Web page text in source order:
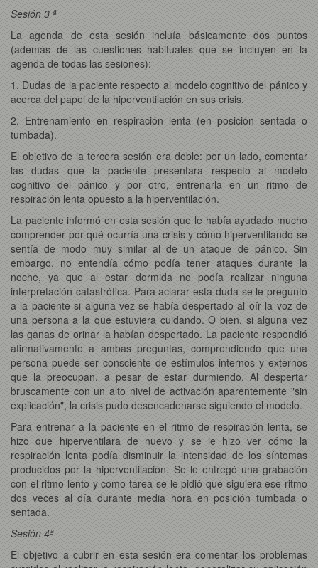
Sesión 3 ª
La agenda de esta sesión incluía básicamente dos puntos
(además de las cuestiones habituales que se incluyen en la
agenda de todas las sesiones):
1. Dudas de la paciente respecto al modelo cognitivo del pánico y
acerca del papel de la hiperventilación en sus crisis.
2. Entrenamiento en respiración lenta (en posición sentada o
tumbada).
El objetivo de la tercera sesión era doble: por un lado, comentar
las dudas que la paciente presentara respecto al modelo
cognitivo del pánico y por otro, entrenarla en un ritmo de
respiración lenta opuesto a la hiperventilación.
La paciente informó en esta sesión que le había ayudado mucho
comprender por qué ocurría una crisis y cómo hiperventilando se
sentía de modo muy similar al de un ataque de pánico. Sin
embargo, no entendía cómo podía tener ataques durante la
noche, ya que al estar dormida no podía realizar ninguna
interpretación catastrófica. Para aclarar esta duda se le preguntó
a la paciente si alguna vez se había despertado al oír la voz de
una persona a la que estuviera cuidando. O bien, si alguna vez
las ganas de orinar la habían despertado. La paciente respondió
afirmativamente a ambas preguntas, comprendiendo que una
persona puede ser consciente de estímulos internos y externos
que la preocupan, a pesar de estar durmiendo. Al despertar
bruscamente con un alto nivel de activación aparentemente "sin
explicación", la crisis pudo desencadenarse siguiendo el modelo.
Para entrenar a la paciente en el ritmo de respiración lenta, se
hizo que hiperventilara de nuevo y se le hizo ver cómo la
respiración lenta podía disminuir la intensidad de los síntomas
producidos por la hiperventilación. Se le entregó una grabación
con el ritmo lento y como tarea se le pidió que siguiera ese ritmo
dos veces al día durante media hora en posición tumbada o
sentada.
Sesión 4ª
El objetivo a cubrir en esta sesión era comentar los problemas